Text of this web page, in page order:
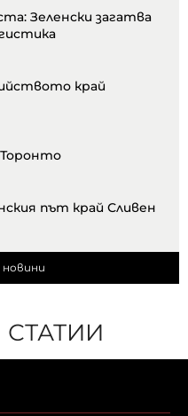
Зеленски загатва
край
Торонто
път край Сливен
новини